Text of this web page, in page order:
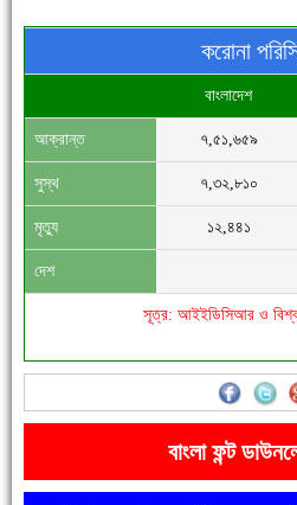
সিগমা ওয়েল ইন্ডাস্ট্রির মেকানিক ও গ্রাহক সভা
'বাংলা সাহিত্যানুরাগীরা তাঁর অবদানকে চিরকাল
করোনা
বাংলাদেশ
আক্রান্ত ৭,৫১,৬৫৯
সুস্থ ৭,৩২,৮১০
মৃত্যু ১২,৪৪১
দেশ
সূত্র: আইইডিসিআর ও বিশ্ব
বাংলা ফন্ট